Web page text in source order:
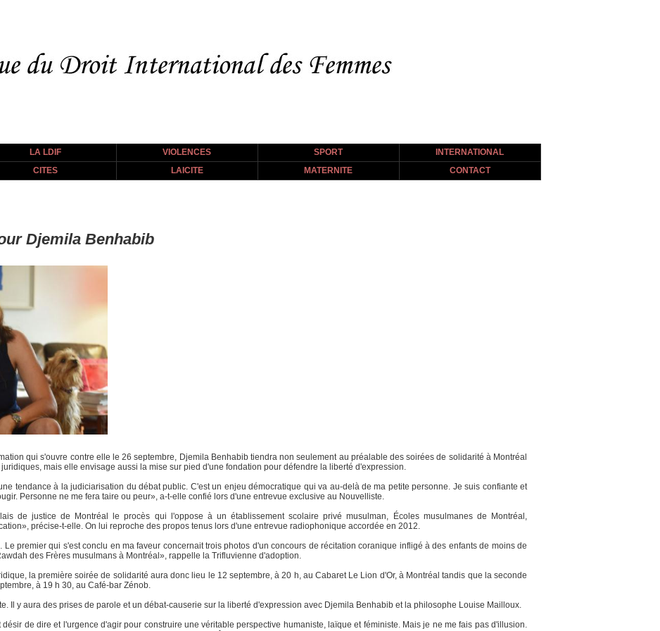
LA LDIF VIOLENCES SPORT
INTERNATIONAL
CITES LAICITE MATERNITE CONTACT
Djemila Benhabib
qui s'ouvre contre elle le 26 septembre, Djemila Benhabib tiendra non seulement au préalable des soirées de solidarité à Montréal
mais elle envisage aussi la mise sur pied d'une fondation pour défendre la liberté d'expression.
tendance à la judiciarisation du débat public. C'est un enjeu démocratique qui va au-delà de ma petite personne. Je suis confiante et
Personne ne me fera taire ou peur», a-t-elle confié lors d'une entrevue exclusive au Nouvelliste.
de justice de Montréal le procès qui l'oppose à un établissement scolaire privé musulman, Écoles musulmanes de Montréal,
précise-t-elle. On lui reproche des propos tenus lors d'une entrevue radiophonique accordée en 2012.
premier qui s'est conclu en ma faveur concernait trois photos d'un concours de récitation coranique infligé à des enfants de moins de
des Frères musulmans à Montréal», rappelle la Trifluvienne d'adoption.
la première soirée de solidarité aura donc lieu le 12 septembre, à 20 h, au Cabaret Le Lion d'Or, à Montréal tandis que la seconde
à 19 h 30, au Café-bar Zénob.
Il y aura des prises de parole et un débat-causerie sur la liberté d'expression avec Djemila Benhabib et la philosophe Louise Mailloux.
de dire et l'urgence d'agir pour construire une véritable perspective humaniste, laïque et féministe. Mais je ne me fais pas d'illusion.